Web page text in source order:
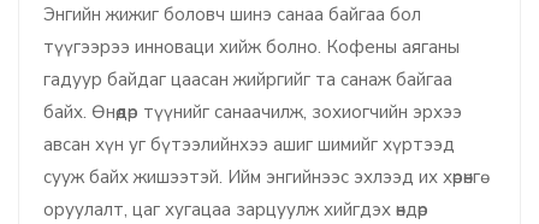
Энгийн жижиг боловч шинэ санаа байгаа бол
түүгээрээ инноваци хийж болно. Кофены аяганы
гадуур байдаг цаасан жийргийг та санаж байгаа
байх. Өнөөдөр түүнийг санаачилж, зохиогчийн эрхээ
авсан хүн уг бүтээлийнхээ ашиг шимийг хүртээд
сууж байх жишээтэй. Ийм энгийнээс эхлээд их хөрөнгө
оруулалт, цаг хугацаа зарцуулж хийгдэх өндөр